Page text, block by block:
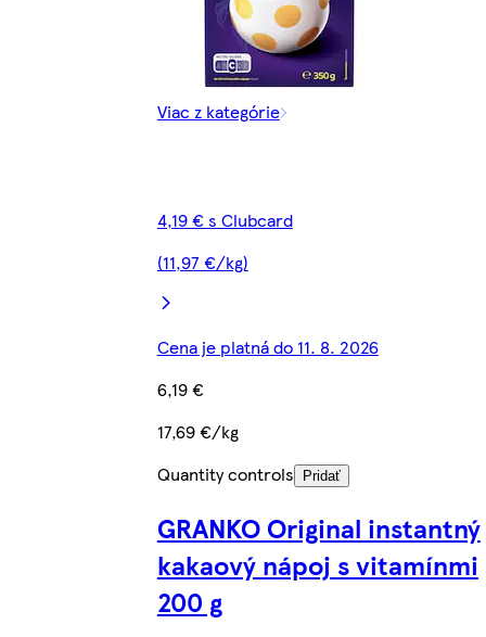
Viac z kategórie
4,19 € s Clubcard
(11,97 €/kg)
Cena je platná do 11. 8. 2026
6,19 €
17,69 €/kg
Quantity controls
Pridať
GRANKO Original instantný
kakaový nápoj s vitamínmi
200 g